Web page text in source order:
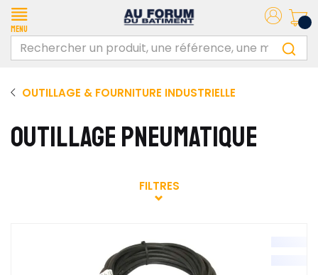
Menu
OUTILLAGE & FOURNITURE INDUSTRIELLE
OUTILLAGE PNEUMATIQUE
FILTRES